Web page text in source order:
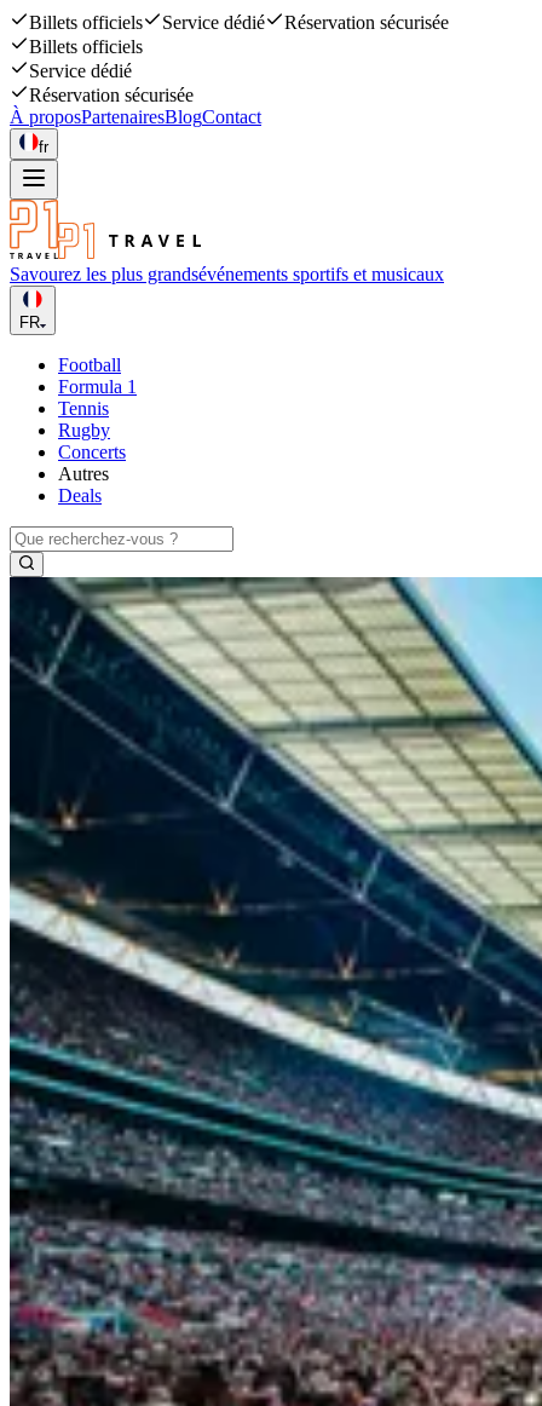
Billets officiels Service dédié
Réservation sécurisée
Billets officiels
Service dédié
Réservation sécurisée
À proposPartenairesBlogContact
fr
Savourez les plus grandsévénements sportifs et musicaux
FR
Football
Formula 1
Tennis
Rugby
Concerts
Autres
Deals